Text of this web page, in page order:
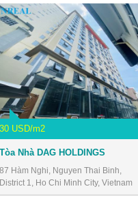
30 USD/m2
Tòa Nhà DAG HOLDINGS
87 Hàm Nghi, Nguyen Thai Binh,
District 1, Ho Chi Minh City, Vietnam